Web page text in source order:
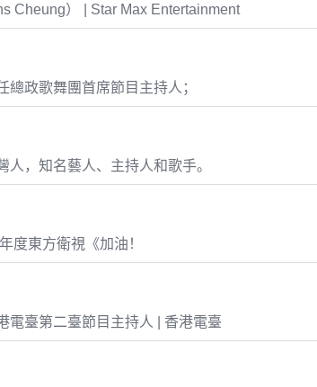
Cheung） | Star Max Entertainment
總政歌舞團首席節目主持人；
人，知名藝人、主持人和歌手。
度東方衛視《加油！
電臺第二臺節目主持人 | 香港電臺